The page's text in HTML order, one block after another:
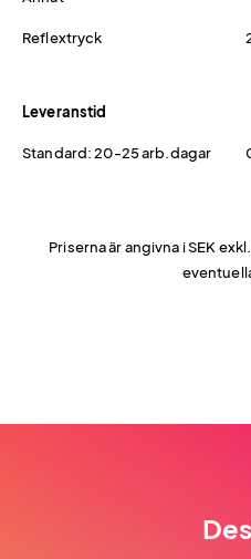
Reflextryck
Leveranstid
Standard: 20-25 arb.dagar
Priserna är angivna i SEK